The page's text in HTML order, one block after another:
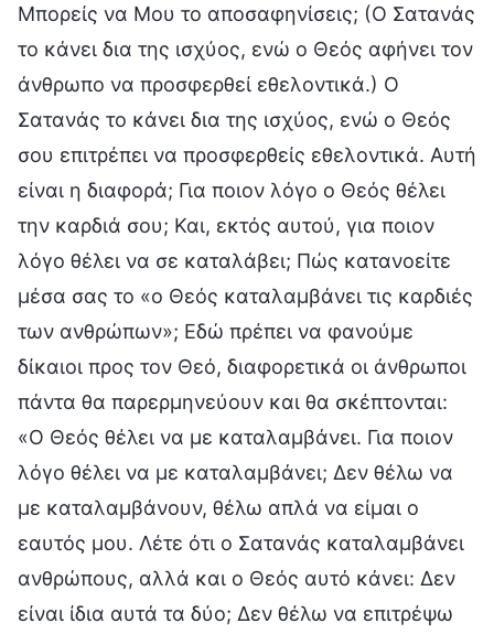
Μπορείς να Μου το αποσαφηνίσεις; (Ο Σατανάς
το κάνει δια της ισχύος, ενώ ο Θεός αφήνει τον
άνθρωπο να προσφερθεί εθελοντικά.) Ο
Σατανάς το κάνει δια της ισχύος, ενώ ο Θεός
σου επιτρέπει να προσφερθείς εθελοντικά. Αυτή
είναι η διαφορά; Για ποιον λόγο ο Θεός θέλει
την καρδιά σου; Και, εκτός αυτού, για ποιον
λόγο θέλει να σε καταλάβει; Πώς κατανοείτε
μέσα σας το «ο Θεός καταλαμβάνει τις καρδιές
των ανθρώπων»; Εδώ πρέπει να φανούμε
δίκαιοι προς τον Θεό, διαφορετικά οι άνθρωποι
πάντα θα παρερμηνεύουν και θα σκέπτονται:
«Ο Θεός θέλει να με καταλαμβάνει. Για ποιον
λόγο θέλει να με καταλαμβάνει; Δεν θέλω να
με καταλαμβάνουν, θέλω απλά να είμαι ο
εαυτός μου. Λέτε ότι ο Σατανάς καταλαμβάνει
ανθρώπους, αλλά και ο Θεός αυτό κάνει: Δεν
είναι ίδια αυτά τα δύο; Δεν θέλω να επιτρέψω